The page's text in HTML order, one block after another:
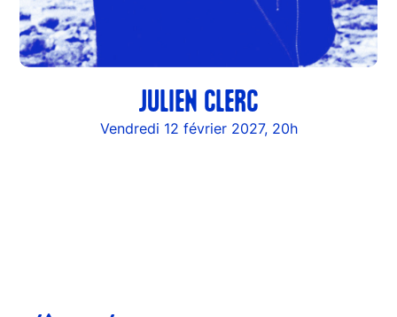
JULIEN CLERC
Vendredi 12 février 2027, 20h